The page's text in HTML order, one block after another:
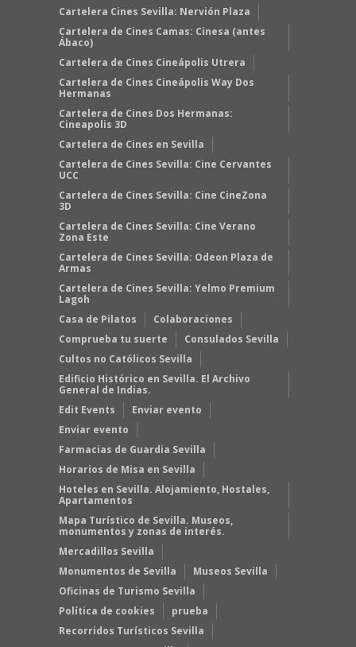
Cartelera Cines Sevilla: Nervión Plaza
Cartelera de Cines Camas: Cinesa (antes
Ábaco)
Cartelera de Cines Cineápolis Utrera
Cartelera de Cines Cineápolis Way Dos
Hermanas
Cartelera de Cines Dos Hermanas:
Cineapolis 3D
Cartelera de Cines en Sevilla
Cartelera de Cines Sevilla: Cine Cervantes
UCC
Cartelera de Cines Sevilla: Cine CineZona
3D
Cartelera de Cines Sevilla: Cine Verano
Zona Este
Cartelera de Cines Sevilla: Odeon Plaza de
Armas
Cartelera de Cines Sevilla: Yelmo Premium
Lagoh
Casa de Pilatos
Colaboraciones
Comprueba tu suerte
Consulados Sevilla
Cultos no Católicos Sevilla
Edificio Histórico en Sevilla. El Archivo
General de Indias.
Edit Events
Enviar evento
Enviar evento
Farmacias de Guardia Sevilla
Horarios de Misa en Sevilla
Hoteles en Sevilla. Alojamiento, Hostales,
Apartamentos
Mapa Turístico de Sevilla. Museos,
monumentos y zonas de interés.
Mercadillos Sevilla
Monumentos de Sevilla
Museos Sevilla
Oficinas de Turismo Sevilla
Política de cookies
prueba
Recorridos Turísticos Sevilla